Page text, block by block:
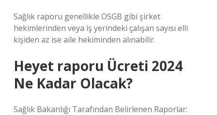
Sağlık raporu genellikle OSGB gibi şirket
hekimlerinden veya iş yerindeki çalışan sayısı elli
kişiden az ise aile hekiminden alınabilir.
Heyet raporu Ücreti 2024
Ne Kadar Olacak?
Sağlık Bakanlığı Tarafından Belirlenen Raporlar: